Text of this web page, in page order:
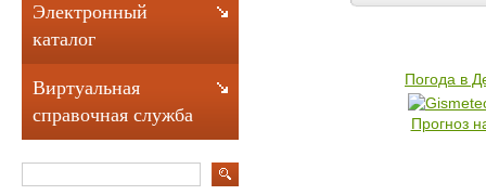
Погода в
Прогноз
Электронный
каталог
Виртуальная
справочная служба